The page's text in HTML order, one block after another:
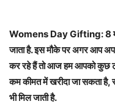
Womens Day Gifting: 8
जाता है. इस मौके पर अगर आप
कर रहे हैं तो आज हम आपको कुछ
कम कीमत में खरीदा जा सकता है,
भी मिल जाती है.